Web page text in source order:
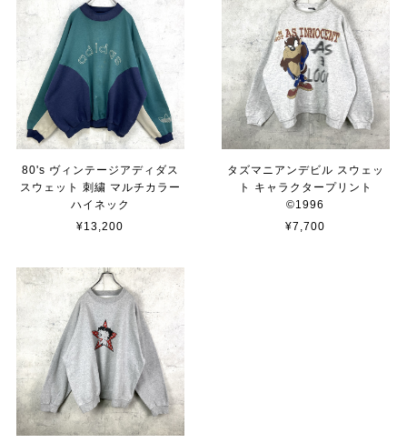
80's ヴィンテージアディダス
スウェット 刺繍 マルチカラー
ハイネック
¥13,200
タズマニアンデビル スウェッ
ト キャラクタープリント
©︎1996
¥7,700